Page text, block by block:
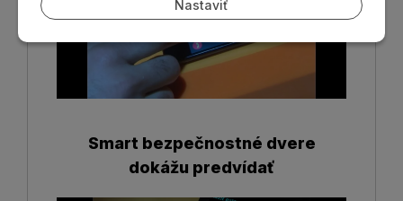
Nastaviť
Smart bezpečnostné dvere
dokážu predvídať